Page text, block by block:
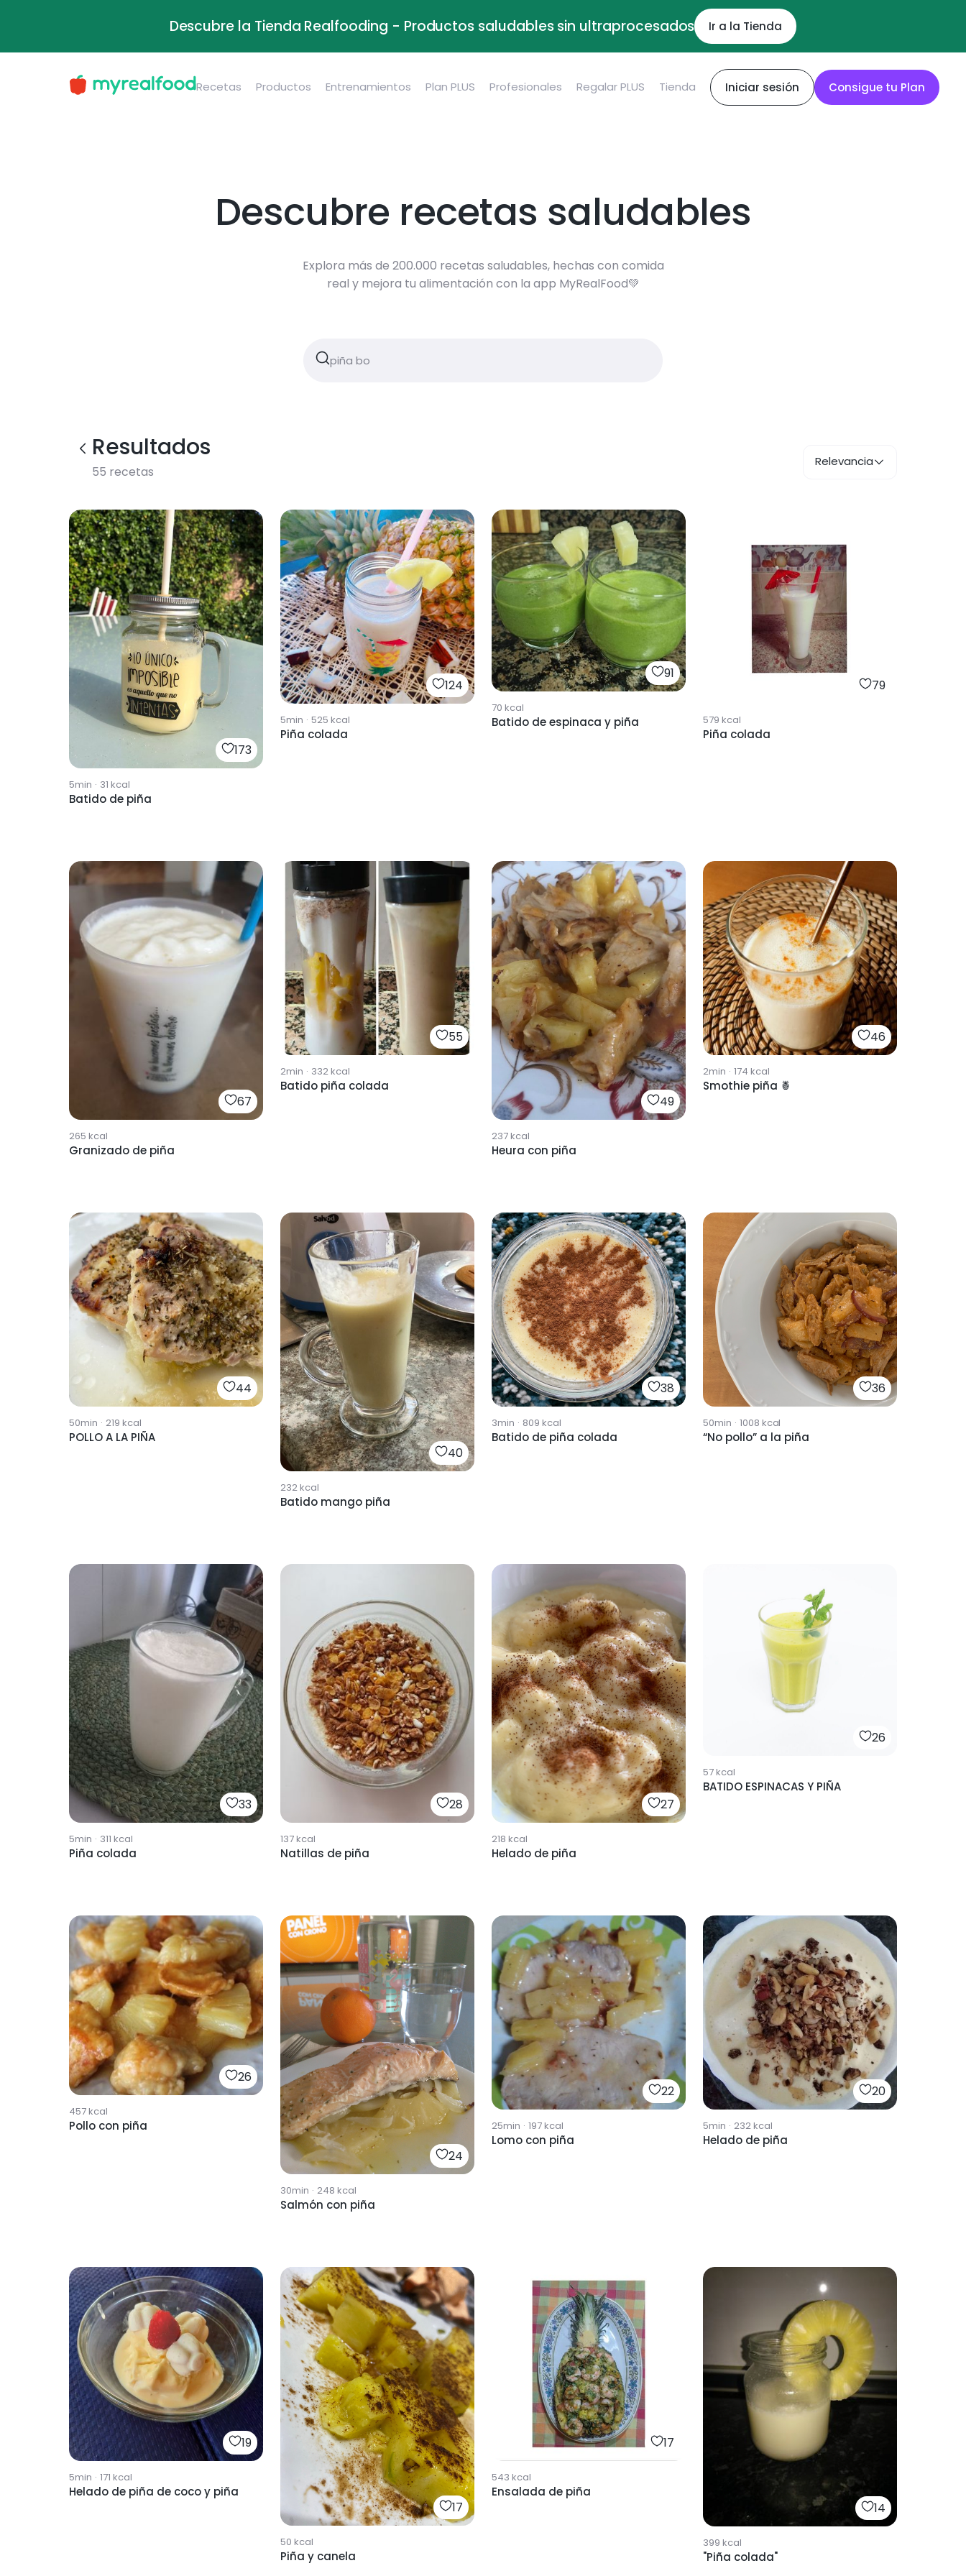
Descubre la Tienda Realfooding - Productos saludables sin ultraprocesados Ir a la Tienda
Recetas Productos Entrenamientos Plan PLUS Profesionales Regalar PLUS Tienda Iniciar sesión Consigue tu Plan
Descubre recetas saludables
Explora más de 200.000 recetas saludables, hechas con comida
real y mejora tu alimentación con la app MyRealFood💚
Resultados
55 recetas
Relevancia
173
5min · 31 kcal
Batido de piña
124
5min · 525 kcal
Piña colada
91
70 kcal
Batido de espinaca y piña
79
579 kcal
Piña colada
67
265 kcal
Granizado de piña
55
2min · 332kcal
Batido piña colada
49
237kcal
Heura con piña
46
2min · 174 kcal
Smothie piña 🍍
44
50min · 219 kcal
POLLO A LA PIÑA
40
232kcal
Batido mango piña
38
3min · 809 kcal
Batido de piña colada
36
50min · 1008 kcal
“No pollo” a la piña
33
5min · 311 kcal
Piña colada
28
137kcal
Natillas de piña
27
218 kcal
Helado de piña
26
57kcal
BATIDO ESPINACAS Y PIÑA
26
457kcal
Pollo con piña
24
30min · 248 kcal
Salmón con piña
22
25min · 197kcal
Lomo con piña
20
5min · 232kcal
Helado de piña
19
5min · 171 kcal
Helado de piña de coco y piña
17
50 kcal
Piña y canela
17
543 kcal
Ensalada de piña
14
399 kcal
"Piña colada"